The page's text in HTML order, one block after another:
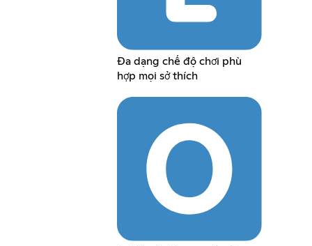
Đa dạng chế độ chơi phù
hợp mọi sở thích